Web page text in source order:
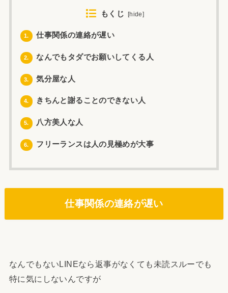
もくじ [hide]
1. 仕事関係の連絡が遅い
2. なんでもタダでお願いしてくる人
3. 気分屋な人
4. きちんと謝ることのできない人
5. 八方美人な人
6. フリーランスは人の見極めが大事
仕事関係の連絡が遅い
なんでもないLINEなら返事がなくても未読スルーでも
特に気にしないんですが